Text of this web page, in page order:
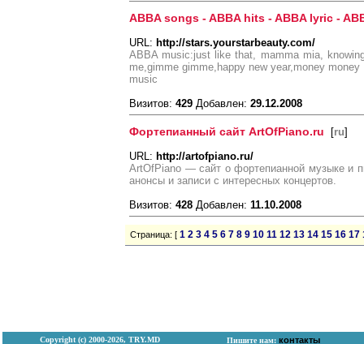
ABBA songs - ABBA hits - ABBA lyric -
URL: http://stars.yourstarbeauty.com/
ABBA music:just like that, mamma mia,
me,gimme gimme,happy new year,money
music
Визитов: 429 Добавлен: 29.12.2008
Фортепианный сайт ArtOfPiano.ru [ru]
URL: http://artofpiano.ru/
ArtOfPiano — сайт о фортепианной музыке и
анонсы и записи с интересных концертов.
Визитов: 428 Добавлен: 11.10.2008
Страница: [ 1 2 3 4 5 6 7 8 9 10 11 12 13 14 15 16 17
Copyright (с) 2000-2026, TRY.MD Пишите нам: контакты